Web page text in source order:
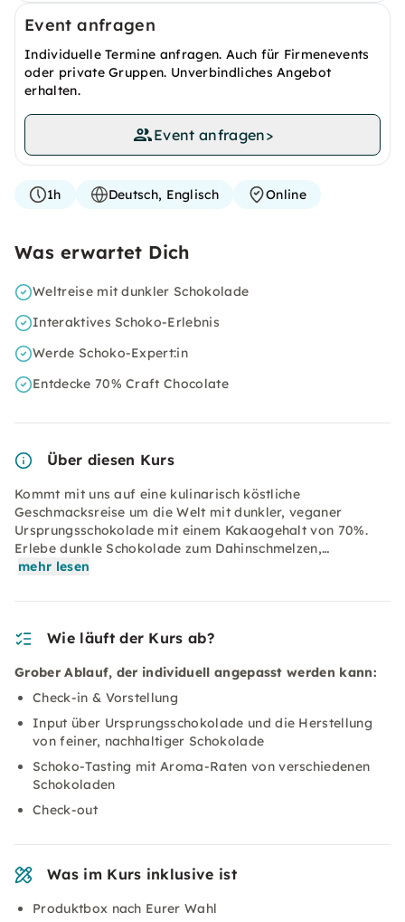
Event anfragen
Individuelle Termine anfragen. Auch für Firmenevents
oder private Gruppen. Unverbindliches Angebot
erhalten.
Event anfragen>
1h Deutsch, Englisch Online
Was erwartet Dich
Weltreise mit dunkler Schokolade
Interaktives Schoko-Erlebnis
Werde Schoko-Expert:in
Entdecke 70% Craft Chocolate
Über diesen Kurs
Kommt mit uns auf eine kulinarisch köstliche
Geschmacksreise um die Welt mit dunkler, veganer
Ursprungsschokolade mit einem Kakaogehalt von 70%.
Erlebe dunkle Schokolade zum Dahinschmelzen,…
mehr lesen
Wie läuft der Kurs ab?
Grober Ablauf, der individuell angepasst werden kann:
Check-in & Vorstellung
Input über Ursprungsschokolade und die Herstellung
von feiner, nachhaltiger Schokolade
Schoko-Tasting mit Aroma-Raten von verschiedenen
Schokoladen
Check-out
Was im Kurs inklusive ist
Produktbox nach Eurer Wahl